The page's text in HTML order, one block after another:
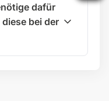
dafür
bei der